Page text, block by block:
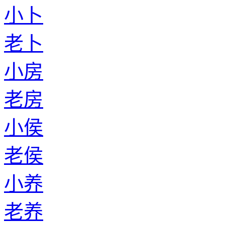
小卜
老卜
小房
老房
小侯
老侯
小养
老养